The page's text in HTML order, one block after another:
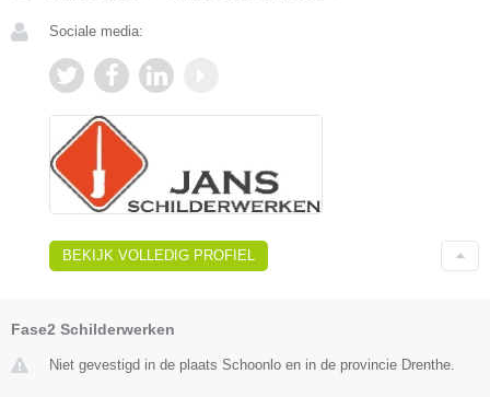
Sociale media:
BEKIJK VOLLEDIG PROFIEL
Fase2 Schilderwerken
Niet gevestigd in de plaats Schoonlo en in de provincie Drenthe.